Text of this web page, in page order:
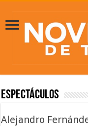
Espectáculos
Alejandro